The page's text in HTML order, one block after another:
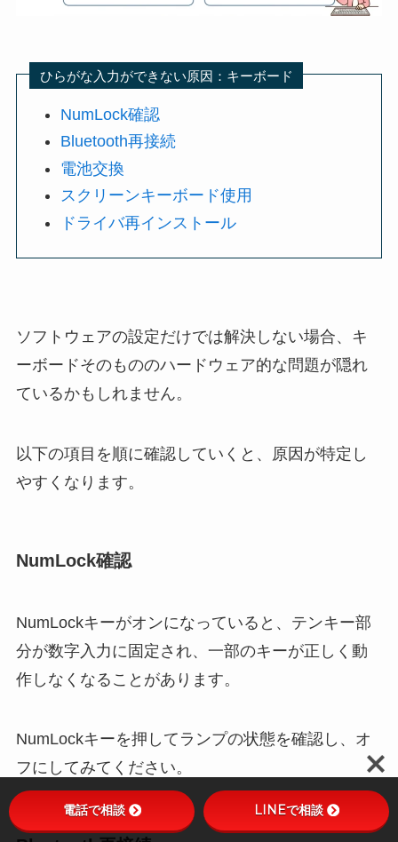
ひらがな入力ができない原因：キーボード
NumLock確認
Bluetooth再接続
電池交換
スクリーンキーボード使用
ドライバ再インストール
ソフトウェアの設定だけでは解決しない場合、キ
ーボードそのもののハードウェア的な問題が隠れ
ているかもしれません。
以下の項目を順に確認していくと、原因が特定し
やすくなります。
NumLock確認
NumLockキーがオンになっていると、テンキー部
分が数字入力に固定され、一部のキーが正しく動
作しなくなることがあります。
NumLockキーを押してランプの状態を確認し、オ
フにしてみてください。
電話で相談 LINEで相談